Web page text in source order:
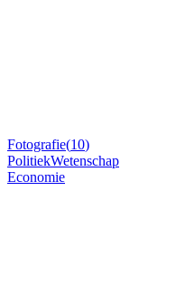
Fotografie(10)
PolitiekWetenschap
Economie